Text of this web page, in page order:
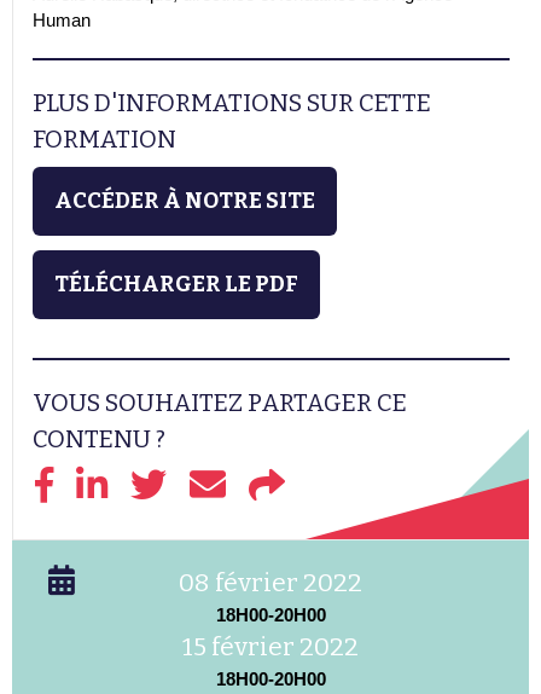
Human
PLUS D'INFORMATIONS SUR CETTE
FORMATION
ACCÉDER À NOTRE SITE
TÉLÉCHARGER LE PDF
VOUS SOUHAITEZ PARTAGER CE
CONTENU ?
08 février 2022
18H00-20H00
15 février 2022
18H00-20H00